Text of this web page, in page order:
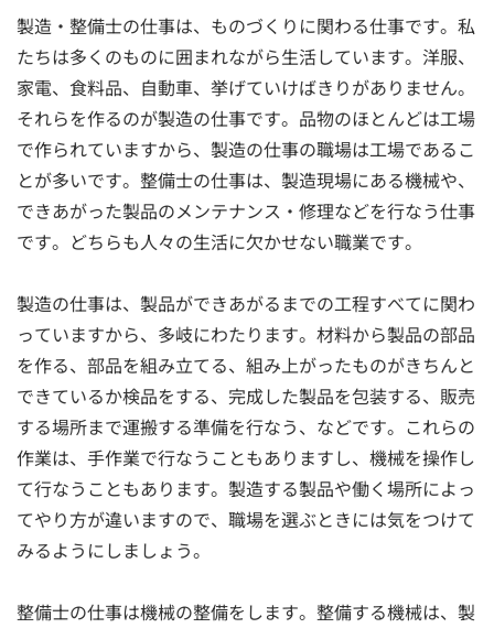
製造・整備士の仕事は、ものづくりに関わる仕事です。私
たちは多くのものに囲まれながら生活しています。洋服、
家電、食料品、自動車、挙げていけばきりがありません。
それらを作るのが製造の仕事です。品物のほとんどは工場
で作られていますから、製造の仕事の職場は工場であるこ
とが多いです。整備士の仕事は、製造現場にある機械や、
できあがった製品のメンテナンス・修理などを行なう仕事
です。どちらも人々の生活に欠かせない職業です。
製造の仕事は、製品ができあがるまでの工程すべてに関わ
っていますから、多岐にわたります。材料から製品の部品
を作る、部品を組み立てる、組み上がったものがきちんと
できているか検品をする、完成した製品を包装する、販売
する場所まで運搬する準備を行なう、などです。これらの
作業は、手作業で行なうこともありますし、機械を操作し
て行なうこともあります。製造する製品や働く場所によっ
てやり方が違いますので、職場を選ぶときには気をつけて
みるようにしましょう。
整備士の仕事は機械の整備をします。整備する機械は、製